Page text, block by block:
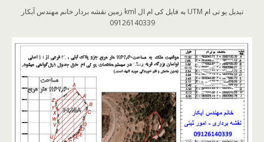
تبدیل یو تی ام UTM به فایل کی ام ال kml زمین نقشه بردار خانم مهندس آبکار
09126140339